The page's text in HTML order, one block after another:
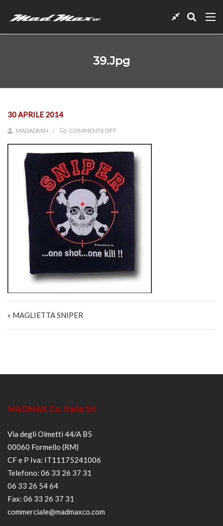
39.jpg
30 APRILE 2014
MADADMIN COMMENTS OFFON 39.JPG
« MAGLIETTA SNIPER
MADMAX Co. Italia Srl
Via degli Olmetti 44/A B5
00060 Formello (RM)
CF e P Iva: IT11175241006
Telefono: 06 33 26 37 31
06 33 26 54 64
Fax: 06 33 26 37 31
commerciale@madmaxco.com